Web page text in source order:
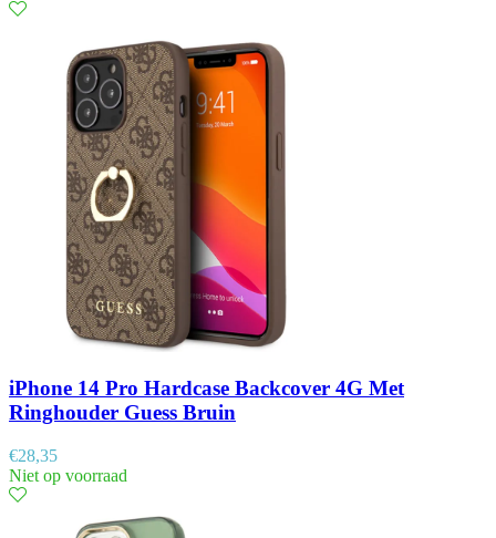
iPhone 14 Pro Hardcase Backcover 4G Met
Ringhouder Guess Bruin
€28,35
Niet op voorraad